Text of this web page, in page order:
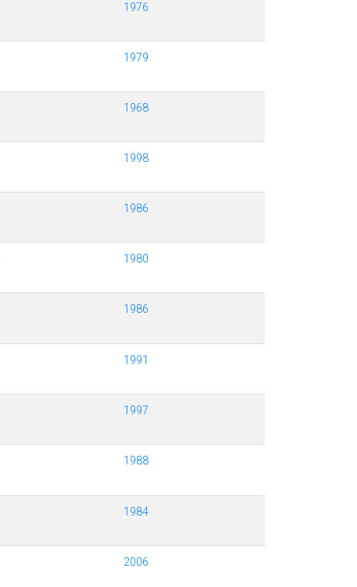
1976
1979
1968
1998
1986
1980
1986
1991
1997
1988
1984
2006